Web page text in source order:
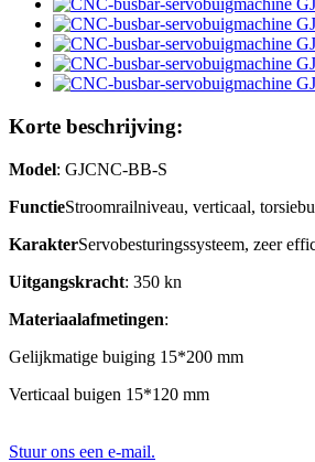
Korte beschrijving:
Model: GJCNC-BB-S
FunctieStroomrailniveau, verticaal,
KarakterServobesturingssysteem, zeer
Uitgangskracht: 350 kn
Materiaalafmetingen:
Gelijkmatige buiging 15*200 mm
Verticaal buigen 15*120 mm
Stuur ons een e-mail.